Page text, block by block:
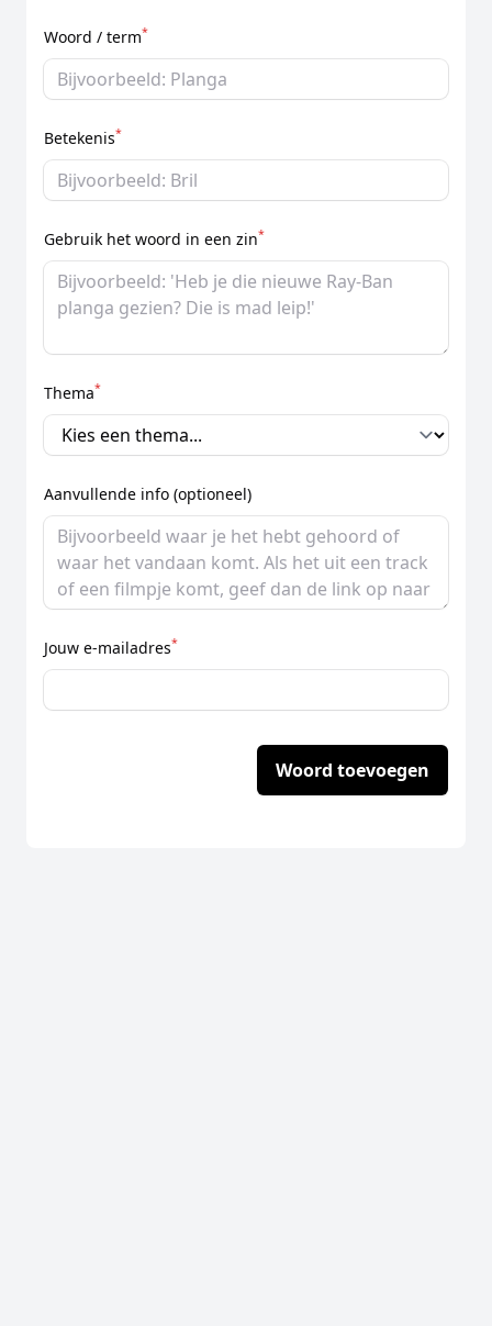
Woord / term*
Betekenis*
Gebruik het woord in een zin*
Thema*
Aanvullende info (optioneel)
Jouw e-mailadres*
Woord toevoegen